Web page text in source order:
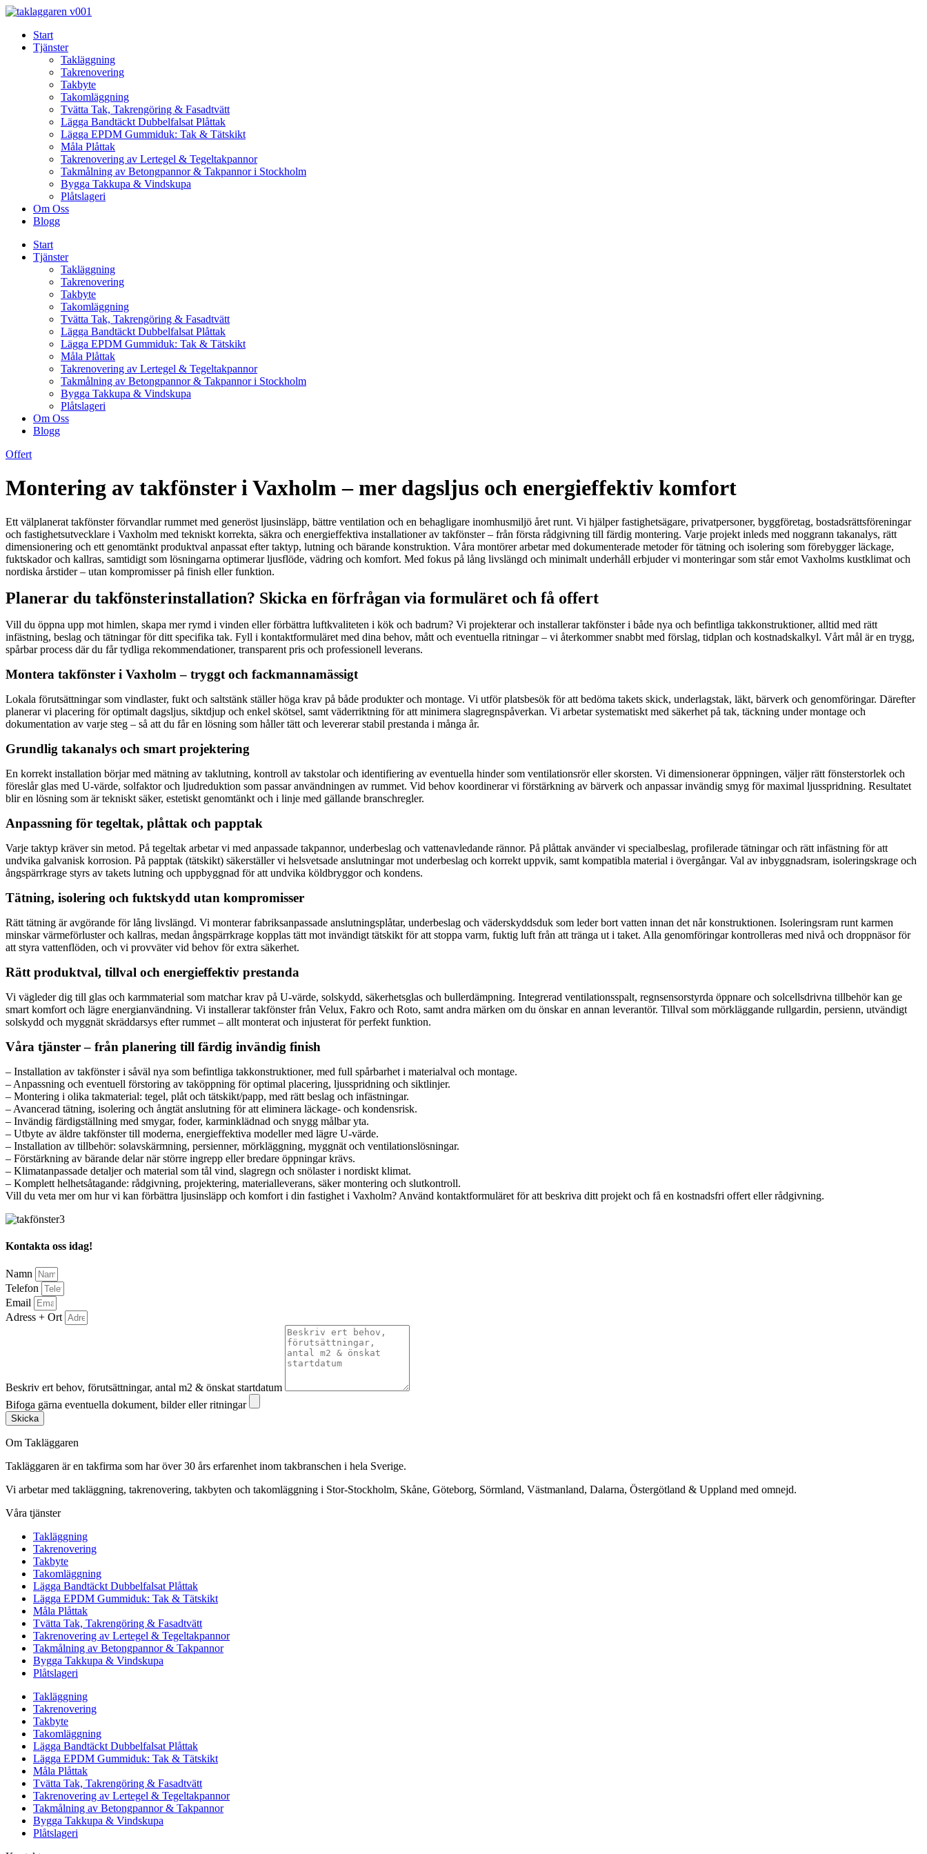
Skip
contentStart
Tjänster
Takläggning
Takrenovering
Takbyte
Takomläggning
Tvätta Tak, Takrengöring & Fasadtvätt
Lägga Bandtäckt Dubbelfalsat Plåttak
Lägga EPDM Gummiduk: Tak & Tätskikt
Måla Plåttak
Takrenovering av Lertegel & Tegeltakpannor
Takmålning av Betongpannor & Takpannor i Stockholm
Bygga Takkupa & Vindskupa
Plåtslageri
Om Oss
Blogg
Start
Tjänster
Takläggning
Takrenovering
Takbyte
Takomläggning
Tvätta Tak, Takrengöring & Fasadtvätt
Lägga Bandtäckt Dubbelfalsat Plåttak
Lägga EPDM Gummiduk: Tak & Tätskikt
Måla Plåttak
Takrenovering av Lertegel & Tegeltakpannor
Takmålning av Betongpannor & Takpannor i Stockholm
Bygga Takkupa & Vindskupa
Plåtslageri
Om Oss
Blogg
Offert
Montering av takfönster i Vaxholm – mer dagsljus och energieffektiv komfort
Ett välplanerat takfönster förvandlar rummet med generöst ljusinsläpp, bättre ventilation och en behagligare inomhusmiljö året runt. Vi hjälper fastighetsägare, privatpersoner, byggföretag, bostadsrättsföreningar
och fastighetsutvecklare i Vaxholm med tekniskt korrekta, säkra och energieffektiva installationer av takfönster – från första rådgivning till färdig montering. Varje projekt inleds med noggrann takanalys, rätt
dimensionering och ett genomtänkt produktval anpassat efter taktyp, lutning och bärande konstruktion. Våra montörer arbetar med dokumenterade metoder för tätning och isolering som förebygger läckage,
fuktskador och kallras, samtidigt som lösningarna optimerar ljusflöde, vädring och komfort. Med fokus på lång livslängd och minimalt underhåll erbjuder vi monteringar som står emot Vaxholms kustklimat och
nordiska årstider – utan kompromisser på finish eller funktion.
Planerar du takfönsterinstallation? Skicka en förfrågan via formuläret och få offert
Vill du öppna upp mot himlen, skapa mer rymd i vinden eller förbättra luftkvaliteten i kök och badrum? Vi projekterar och installerar takfönster i både nya och befintliga takkonstruktioner, alltid med rätt
infästning, beslag och tätningar för ditt specifika tak. Fyll i kontaktformuläret med dina behov, mått och eventuella ritningar – vi återkommer snabbt med förslag, tidplan och kostnadskalkyl. Vårt mål är en trygg,
spårbar process där du får tydliga rekommendationer, transparent pris och professionell leverans.
Montera takfönster i Vaxholm – tryggt och fackmannamässigt
Lokala förutsättningar som vindlaster, fukt och saltstänk ställer höga krav på både produkter och montage. Vi utför platsbesök för att bedöma takets skick, underlagstak, läkt, bärverk och genomföringar. Därefter
planerar vi placering för optimalt dagsljus, siktdjup och enkel skötsel, samt väderriktning för att minimera slagregnspåverkan. Vi arbetar systematiskt med säkerhet på tak, täckning under montage och
dokumentation av varje steg – så att du får en lösning som håller tätt och levererar stabil prestanda i många år.
Grundlig takanalys och smart projektering
En korrekt installation börjar med mätning av taklutning, kontroll av takstolar och identifiering av eventuella hinder som ventilationsrör eller skorsten. Vi dimensionerar öppningen, väljer rätt fönsterstorlek och
föreslår glas med U-värde, solfaktor och ljudreduktion som passar användningen av rummet. Vid behov koordinerar vi förstärkning av bärverk och anpassar invändig smyg för maximal ljusspridning. Resultatet
blir en lösning som är tekniskt säker, estetiskt genomtänkt och i linje med gällande branschregler.
Anpassning för tegeltak, plåttak och papptak
Varje taktyp kräver sin metod. På tegeltak arbetar vi med anpassade takpannor, underbeslag och vattenavledande rännor. På plåttak använder vi specialbeslag, profilerade tätningar och rätt infästning för att
undvika galvanisk korrosion. På papptak (tätskikt) säkerställer vi helsvetsade anslutningar mot underbeslag och korrekt uppvik, samt kompatibla material i övergångar. Val av inbyggnadsram, isoleringskrage och
ångspärrkrage styrs av takets lutning och uppbyggnad för att undvika köldbryggor och kondens.
Tätning, isolering och fuktskydd utan kompromisser
Rätt tätning är avgörande för lång livslängd. Vi monterar fabriksanpassade anslutningsplåtar, underbeslag och väderskyddsduk som leder bort vatten innan det når konstruktionen. Isoleringsram runt karmen
minskar värmeförluster och kallras, medan ångspärrkrage kopplas tätt mot invändigt tätskikt för att stoppa varm, fuktig luft från att tränga ut i taket. Alla genomföringar kontrolleras med nivå och droppnäsor för
att styra vattenflöden, och vi provväter vid behov för extra säkerhet.
Rätt produktval, tillval och energieffektiv prestanda
Vi vägleder dig till glas och karmmaterial som matchar krav på U-värde, solskydd, säkerhetsglas och bullerdämpning. Integrerad ventilationsspalt, regnsensorstyrda öppnare och solcellsdrivna tillbehör kan ge
smart komfort och lägre energianvändning. Vi installerar takfönster från Velux, Fakro och Roto, samt andra märken om du önskar en annan leverantör. Tillval som mörkläggande rullgardin, persienn, utvändigt
solskydd och myggnät skräddarsys efter rummet – allt monterat och injusterat för perfekt funktion.
Våra tjänster – från planering till färdig invändig finish
– Installation av takfönster i såväl nya som befintliga takkonstruktioner, med full spårbarhet i materialval och montage.
– Anpassning och eventuell förstoring av taköppning för optimal placering, ljusspridning och siktlinjer.
– Montering i olika takmaterial: tegel, plåt och tätskikt/papp, med rätt beslag och infästningar.
– Avancerad tätning, isolering och ångtät anslutning för att eliminera läckage- och kondensrisk.
– Invändig färdigställning med smygar, foder, karminklädnad och snygg målbar yta.
– Utbyte av äldre takfönster till moderna, energieffektiva modeller med lägre U-värde.
– Installation av tillbehör: solavskärmning, persienner, mörkläggning, myggnät och ventilationslösningar.
– Förstärkning av bärande delar när större ingrepp eller bredare öppningar krävs.
– Klimatanpassade detaljer och material som tål vind, slagregn och snölaster i nordiskt klimat.
– Komplett helhetsåtagande: rådgivning, projektering, materialleverans, säker montering och slutkontroll.
Vill du veta mer om hur vi kan förbättra ljusinsläpp och komfort i din fastighet i Vaxholm? Använd kontaktformuläret för att beskriva ditt projekt och få en kostnadsfri offert eller rådgivning.
Kontakta oss idag!
Namn
Telefon
Email
Adress + Ort
Beskriv ert behov, förutsättningar, antal m2 & önskat startdatum
Bifoga gärna eventuella dokument, bilder eller ritningar
Skicka
Om Takläggaren
Takläggaren är en takfirma som har över 30 års erfarenhet inom takbranschen i hela Sverige.
Vi arbetar med takläggning, takrenovering, takbyten och takomläggning i Stor-Stockholm, Skåne, Göteborg, Sörmland, Västmanland, Dalarna, Östergötland & Uppland med omnejd.
Våra tjänster
Takläggning
Takrenovering
Takbyte
Takomläggning
Lägga Bandtäckt Dubbelfalsat Plåttak
Lägga EPDM Gummiduk: Tak & Tätskikt
Måla Plåttak
Tvätta Tak, Takrengöring & Fasadtvätt
Takrenovering av Lertegel & Tegeltakpannor
Takmålning av Betongpannor & Takpannor
Bygga Takkupa & Vindskupa
Plåtslageri
Takläggning
Takrenovering
Takbyte
Takomläggning
Lägga Bandtäckt Dubbelfalsat Plåttak
Lägga EPDM Gummiduk: Tak & Tätskikt
Måla Plåttak
Tvätta Tak, Takrengöring & Fasadtvätt
Takrenovering av Lertegel & Tegeltakpannor
Takmålning av Betongpannor & Takpannor
Bygga Takkupa & Vindskupa
Plåtslageri